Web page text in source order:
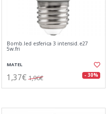
Bomb.led esferica 3 intensid.e27
5w.fri
MATEL
1,37€ 1,96€ - 30%